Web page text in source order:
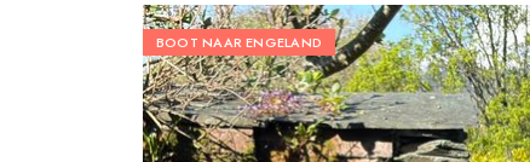
BOOT NAAR ENGELAND